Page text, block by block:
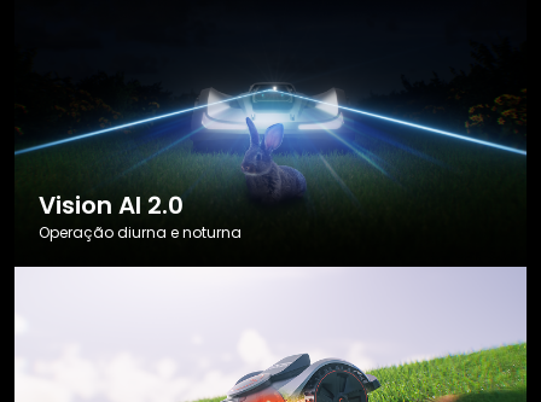
Vision AI 2.0
Operação diurna e noturna